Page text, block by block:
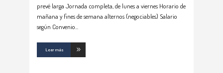
prevé larga Jornada completa, de lunes a viernes Horario de
mañana y fines de semana alternos (negociables) Salario
según Convenio
Leer más